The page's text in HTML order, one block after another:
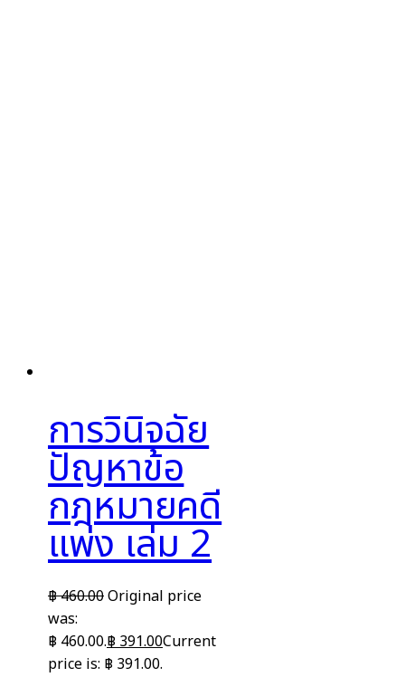
การวินิจฉัย
ปัญหาข้อ
กฎหมายคดี
แพ่ง เล่ม 2
฿460.00Original price
was:
฿ 460.00.฿391.00Current
price is: ฿ 391.00.